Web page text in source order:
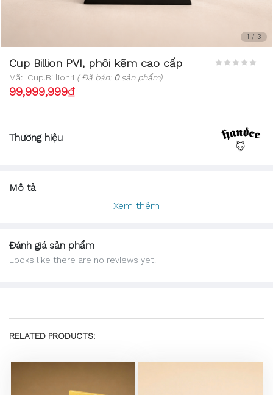
1 / 3
Cup Billion PVI, phôi kẽm cao cấp
Mã: Cup.Billion.1 ( Đã bán: 0sản phẩm)
99,999,999₫
Thương hiệu
Mô tả
Xem thêm
Đánh giá sản phẩm
Looks like there are no reviews yet.
RELATED PRODUCTS: